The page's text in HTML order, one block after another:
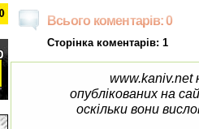
Всього коментарів: 0
Сторінка коментарів: 1
www.kaniv.net
опублікованих на
оскільки вони